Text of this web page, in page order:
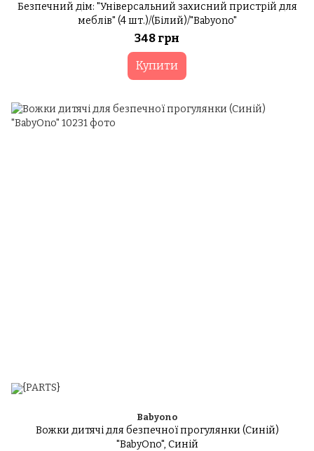
Безпечний дім: "Універсальний захисний пристрій для
меблів" (4 шт.)/(Білий)/"Babyono"
348 грн
Купити
Babyono
Вожки дитячі для безпечної прогулянки (Синій)
"BabyOno", Синій